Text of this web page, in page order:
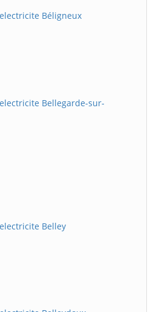
Béligneux
Bellegarde-sur-
Belley